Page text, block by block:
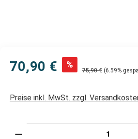
70,90 € %
75,90 € (6.59%
Preise inkl. MwSt. zzgl.
Produkt Anzahl: Gib den